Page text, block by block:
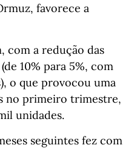
favorece a
com a redução das
10% para 5%, com
o que provocou uma
no primeiro trimestre,
unidades.
seguintes fez com